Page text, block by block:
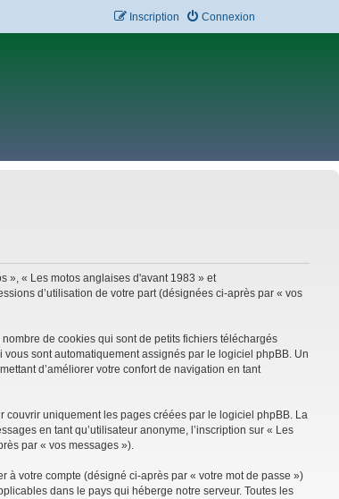
Connexion
Inscription
», « Les motos anglaises d'avant 1983 » et
d’utilisation de votre part (désignées ci-après par « vos
de cookies qui sont de petits fichiers téléchargés
sont automatiquement assignés par le logiciel phpBB. Un
d’améliorer votre confort de navigation en tant
couvrir uniquement les pages créées par le logiciel phpBB. La
en tant qu’utilisateur anonyme, l’inscription sur « Les
par « vos messages »).
à votre compte (désigné ci-après par « votre mot de passe »)
dans le pays qui héberge notre serveur. Toutes les